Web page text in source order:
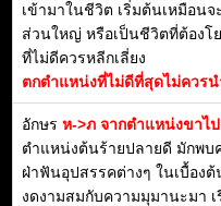
เข้ามาในชีวิต เริ่มต้นเหมือน
ส่วนใหญ่ หรือเป็นชีวิตที่ต้องโ
ที่ไม่ดีควรหลีกเลี่ยง
ตกตำแหน่งที่ไม่ดีที่สุดไม่ควร
อักษร ห->ภ จากตำแหน่งขาไ
ตำแหน่งต้นร้ายปลายดี มักพบ
ฝ่าฟันอุปสรรคต่างๆ ในเบื้อง
งดงามสมกับความมุมานะมา